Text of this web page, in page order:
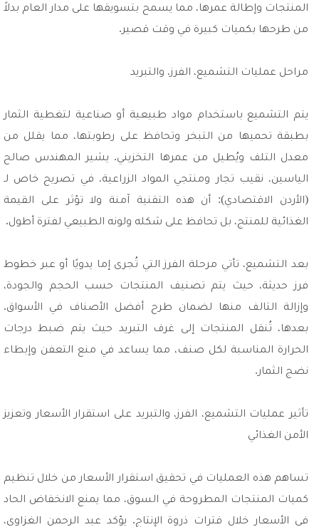
المنتجات وإطالة عمرها، مما يسمح بتسويقها على مدار العام بدلاً
من طرحها بكميات كبيرة في وقت قصير.
مراحل عمليات التشميع، الفرز، والتبريد
يتم التشميع باستخدام مواد طبيعية أو صناعية لتغطية الثمار
بطبقة تحميها من التبخر وتحافظ على رطوبتها، مما يقلل من
معدل التلف ويُطيل من عمرها التخزيني. يشير المهندس صالح
الياسين، نقيب تجار ومنتجي المواد الزراعية، في تصريح خاص لـ
(الأردن الاقتصادي): أن هذه التقنية آمنة ولا تؤثر على القيمة
الغذائية للمنتج، بل تحافظ على شكله ولونه الطبيعي لفترة أطول.
بعد التشميع، تأتي مرحلة الفرز التي تُجرى إما يدويًا أو عبر خطوط
فرز حديثة، حيث يتم تصنيف المنتجات حسب الحجم والجودة،
وإزالة التالف منها لضمان طرح أفضل الأصناف في الأسواق.
بعدها، تُنقل المنتجات إلى غرف التبريد حيث يتم ضبط درجات
الحرارة المناسبة لكل صنف، مما يساعد في منع التعفن وإبطاء
نضج الثمار.
تأثير عمليات التشميع، الفرز، والتبريد على استقرار الأسعار وتعزيز
الأمن الغذائي
تساهم هذه العمليات في تحقيق استقرار الأسعار من خلال تنظيم
كميات المنتجات المطروحة في السوق، مما يمنع الانخفاض الحاد
في الأسعار خلال فترات ذروة الإنتاج. يؤكد عبد الرحمن الغزاوي،